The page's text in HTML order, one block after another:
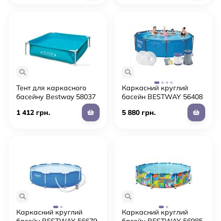
Тент для каркасного
басейну Bestway 58037
діаметр 366 см темно-
синій
1 412 грн.
Каркасний круглий
басейн BESTWAY 56408
/ розмір 305-76см / обсяг
4678л з фільтр-насосом
5 880 грн.
Каркасний круглий
Каркасний круглий